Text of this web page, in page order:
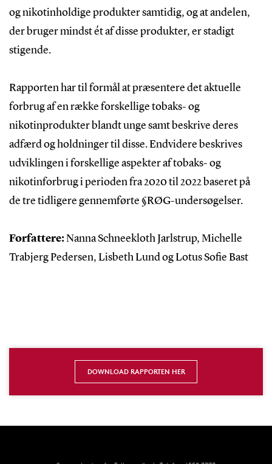
og nikotinholdige produkter samtidig, og at andelen,
der bruger mindst ét af disse produkter, er stadigt
stigende.
Rapporten har til formål at præsentere det aktuelle
forbrug af en række forskellige tobaks- og
nikotinprodukter blandt unge samt beskrive deres
adfærd og holdninger til disse. Endvidere beskrives
udviklingen i forskellige aspekter af tobaks- og
nikotinforbrug i perioden fra 2020 til 2022 baseret på
de tre tidligere gennemførte §RØG-undersøgelser.
Forfattere:Nanna Schneekloth Jarlstrup, Michelle
Trabjerg Pedersen, Lisbeth Lund og Lotus Sofie Bast
DOWNLOAD RAPPORTEN HER